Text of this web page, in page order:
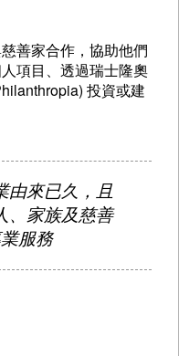
善家合作，協助他們
項目、透過瑞士隆奧
投資或建
由來已久，且
、家族及慈善
服務